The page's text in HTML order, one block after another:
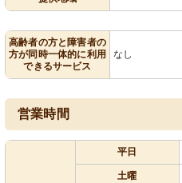
高齢者の方と障害者の
方が同時一体的に利用
できるサービス
なし
営業時間
平日
土曜